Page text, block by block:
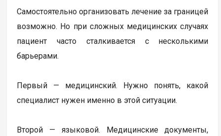
Самостоятельно организовать лечение за границей
возможно. Но при сложных медицинских случаях
пациент часто сталкивается с несколькими
барьерами.
Первый — медицинский. Нужно понять, какой
специалист нужен именно в этой ситуации.
Второй — языковой. Медицинские документы,